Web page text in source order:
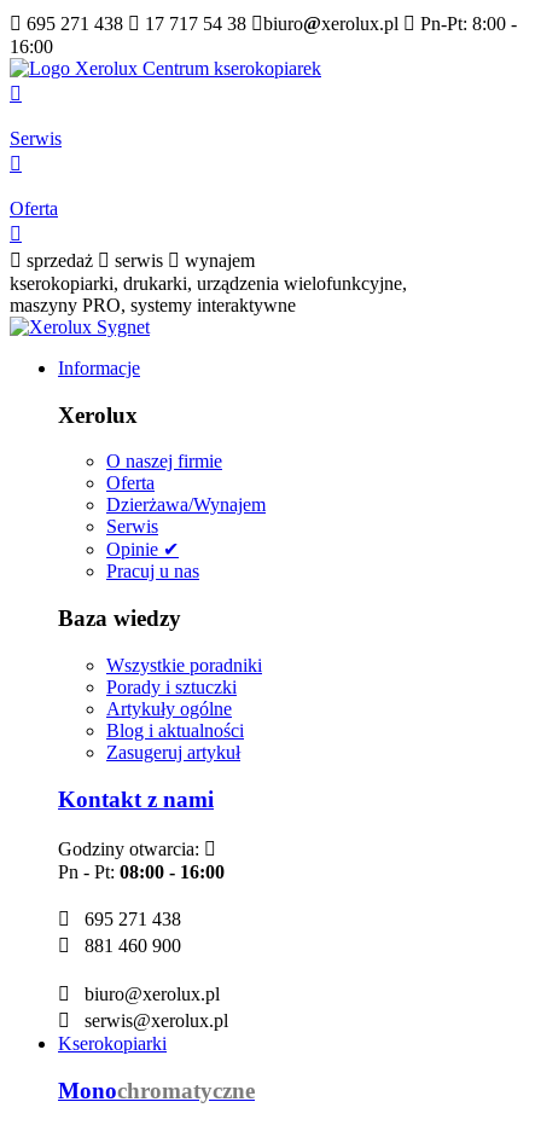
 695 271 438  17 717 54 38 biuro@xerolux.pl  Pn-Pt: 8:00 -
16:00

Serwis

Oferta

 sprzedaż  serwis  wynajem
kserokopiarki, drukarki, urządzenia wielofunkcyjne,
maszyny PRO, systemy interaktywne
Informacje
Xerolux
O naszej firmie
Oferta
Dzierżawa/Wynajem
Serwis
Opinie ✔
Pracuj u nas
Baza wiedzy
Wszystkie poradniki
Porady i sztuczki
Artykuły ogólne
Blog i aktualności
Zasugeruj artykuł
Kontakt z nami
Godziny otwarcia: 
Pn - Pt: 08:00 - 16:00

695 271 438

881 460 900

biuro@xerolux.pl

serwis@xerolux.pl
Kserokopiarki
Monochromatyczne